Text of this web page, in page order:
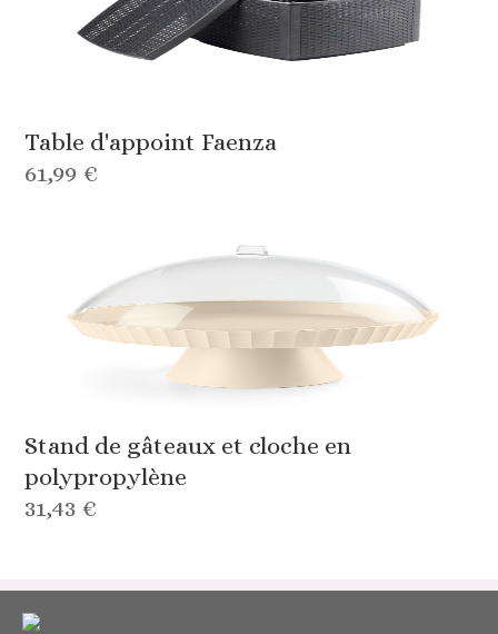
Table d'appoint Faenza
61,99 €
Stand de gâteaux et cloche en
polypropylène
31,43 €